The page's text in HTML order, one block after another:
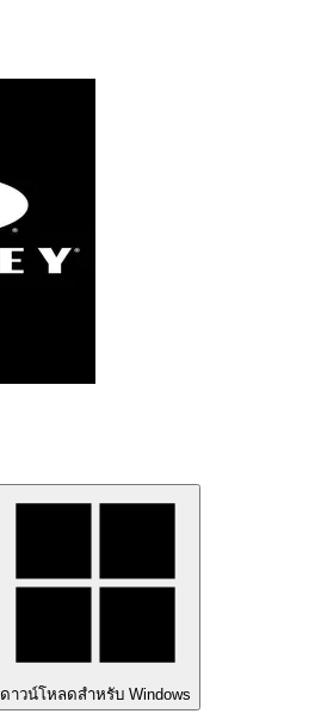
ดาวน์โหลดสำหรับ Windows